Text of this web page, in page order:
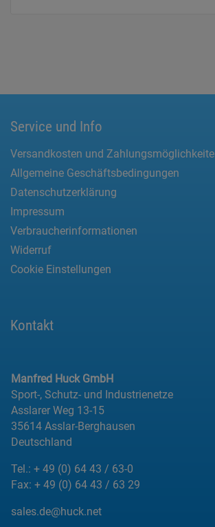
Service und Info
Versandkosten und
Allgemeine Geschäftsbedingungen
Datenschutzerklärung
Impressum
Verbraucherinformationen
Widerruf
Cookie Einstellungen
Kontakt
Manfred Huck GmbH
Sport-, Schutz- und Industrienetze
Asslarer Weg 13-15
35614 Asslar-Berghausen
Deutschland
Tel.: + 49 (0) 64 43 / 63-0
Fax: + 49 (0) 64 43 / 63 29
sales.de@huck.net